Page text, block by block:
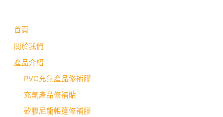
首頁
關於我們
產品介紹
PVC充氣產品修補膠
充氣產品修補貼
矽膠尼龍帳篷修補膠